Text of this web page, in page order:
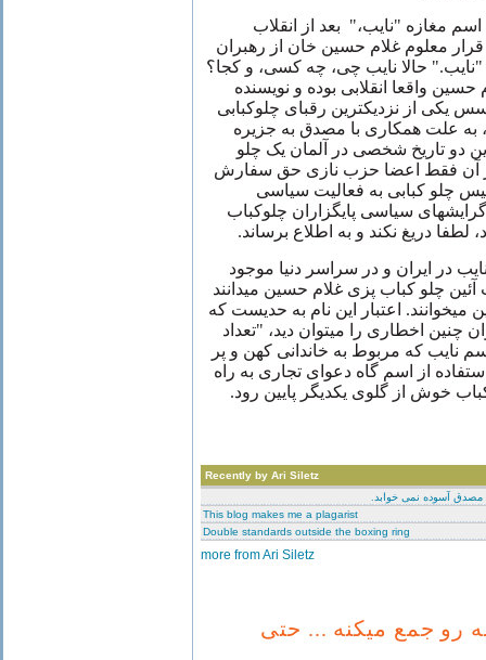
مغازه "نایب،" بعد از انقلاب
معلوم غلام حسین خان از رهبران
حالا نایب چی، چه کسی، و کجا؟
واقعا انقلابی بوده و نویسنده
یکی از نزدیکترین رقبای چلوکبابی
به علت همکاری با مصدق به جزیره
دو تاریخ شخصی در آلمان یک چلو
در آن فقط اعضا حزب نازی حق سفارش
چلو کبابی به فعالیت سیاسی
سیاسی پایگزاران چلوکباب
دریغ نکند و به اطلاع برساند.
در ایران و در سراسر دنیا موجود
چلو کباب پزی غلام حسین میدانند
میخوانند. اعتبار این نام به حدیست که
چنین اخطاری را میتوان دید، "تعداد
نایب که مربوط به خاندانی کهن و پر
از اسم گاه دعوای تجاری به راه
خوش از گلوی یکدیگر پایین رود.
Recently by Ari Siletz
مصدق آسوده نمی خوابد.
This blog makes me a plagarist
Double standards outside the boxing ring
more from Ari Siletz
رو جمع میکنه ... حتی